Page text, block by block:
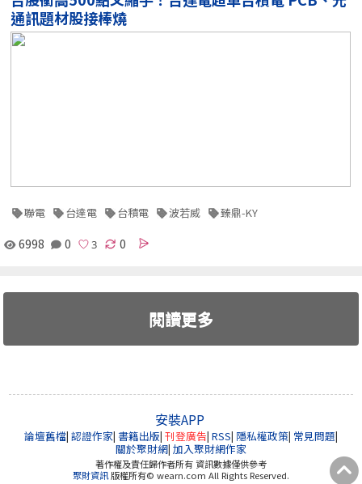
通訊題材股接棒燒
聯電 台達電 台積電 波若威 臻鼎-KY
6998 0 0
閱讀更多
安裝APP
論壇舊檔| 認證作家| 書籍出版| 刊登廣告| RSS| 隱私權政策| 常見問題|
關於聚財網| 加入聚財網作家
著作權及責任歸作者所有 資訊數據僅供參考
聚財資訊版權所有© wearn.com All Rights Reserved.